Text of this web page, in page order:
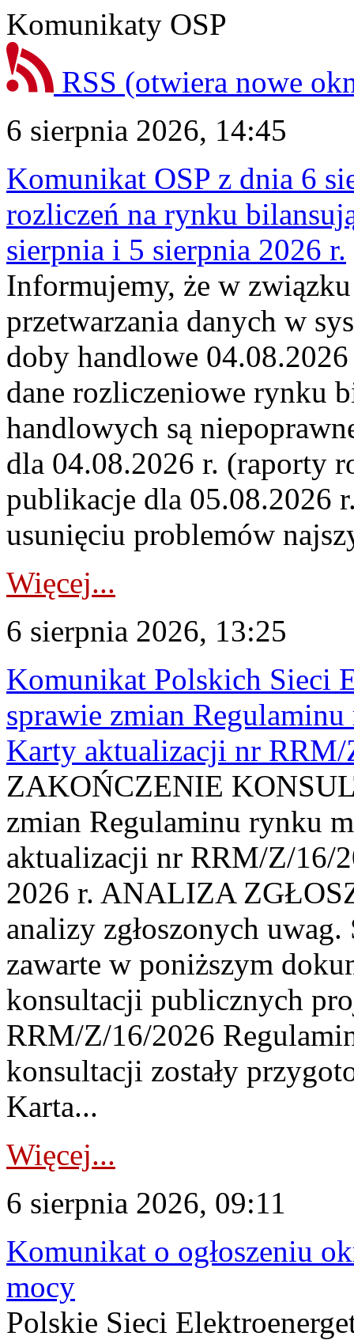
Komunikaty OSP
RSS (otwiera nowe
6 sierpnia 2026, 14:45
Komunikat OSP z dnia 6
rozliczeń na rynku
sierpnia i 5 sierpnia 2026 r.
Informujemy, że w
przetwarzania danych w
doby handlowe
dane rozliczeniowe rynku
handlowych są
dla 04.08.2026 r. (raporty
publikacje dla 05.08.2026
usunięciu problemów
Więcej...
6 sierpnia 2026, 13:25
Komunikat Polskich Sieci
sprawie zmian
Karty aktualizacji nr
ZAKOŃCZENIE
zmian Regulaminu rynku
aktualizacji nr RRM/Z/16/
2026 r. ANALIZA
analizy zgłoszonych
zawarte w poniższym
konsultacji publicznych
RRM/Z/16/2026
konsultacji zostały
Karta...
Więcej...
6 sierpnia 2026, 09:11
Komunikat o ogłoszeniu
mocy
Polskie Sieci